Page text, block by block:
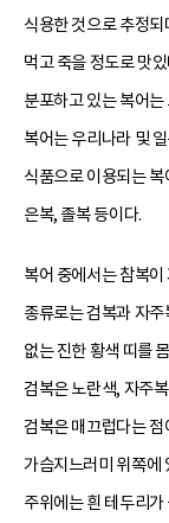
식용한 것으로 추정
먹고 죽을 정도로 맛
분포하고 있는 복어
복어는 우리나라 및
식품으로 이용되는
은복, 졸복 등이다.
복어 중에서는 참복
종류로는 검복과 자
없는 진한 황색 띠를
검복은 노란색, 자주
검복은 매끄럽다는
가슴지느러미 위쪽에
주위에는 흰 테두리